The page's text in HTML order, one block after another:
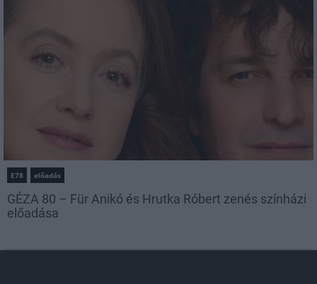
E78 előadás
GÉZA 80 – Für Anikó és Hrutka Róbert zenés színházi
előadása